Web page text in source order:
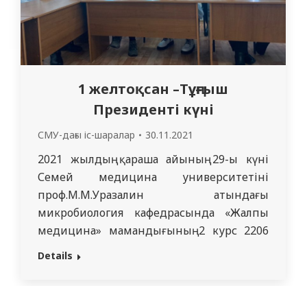
1 желтоқсан –Тұңғыш
Президенті күні
СМУ-дағы іс-шаралар 30.11.2021
2021 жылдың қараша айының 29-ы күні
Семей медицина университетінің
проф.М.М.Уразалин атындағы
микробиология кафедрасында «Жалпы
медицина» мамандығының 2 курс 2206
топ және 2311 топ студенттері
Details